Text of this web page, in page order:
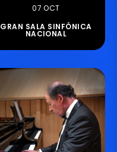
07 OCT
GRAN SALA SINFÓNICA
NACIONAL